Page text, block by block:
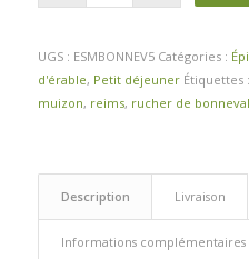
UGS : ESMBONNEV5 Catégories :
d'érable, Petit déjeuner Étiquettes :
muizon, reims, rucher de
Description Livraison
Informations complémentaires